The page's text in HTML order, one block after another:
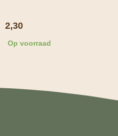
2,30
Op voorraad